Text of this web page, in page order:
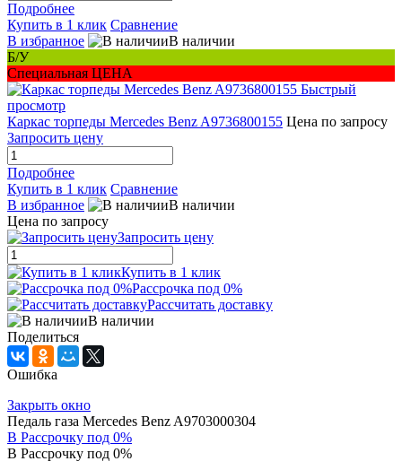
Подробнее
Купить в 1 клик Сравнение
В избранное
В наличии
Б/У
Специальная ЦЕНА
Быстрый
просмотр
Каркас торпеды Mercedes Benz A9736800155 Цена по запросу
Запросить цену
Подробнее
Купить в 1 клик Сравнение
В избранное
В наличии
Цена по запросу
Запросить цену
Купить в 1 клик
Рассрочка под 0%
Рассчитать доставку
В наличии
Поделиться
Ошибка
Закрыть окно
Педаль газа Mercedes Benz A9703000304
В Рассрочку под 0%
В Рассрочку под 0%